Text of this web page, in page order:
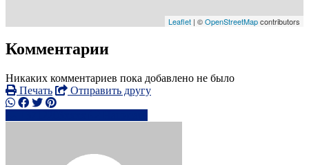
Leaflet | ©OpenStreetMapcontributors
Комментарии
Никаких комментариев пока добавлено не было
Печать
Отправить другу